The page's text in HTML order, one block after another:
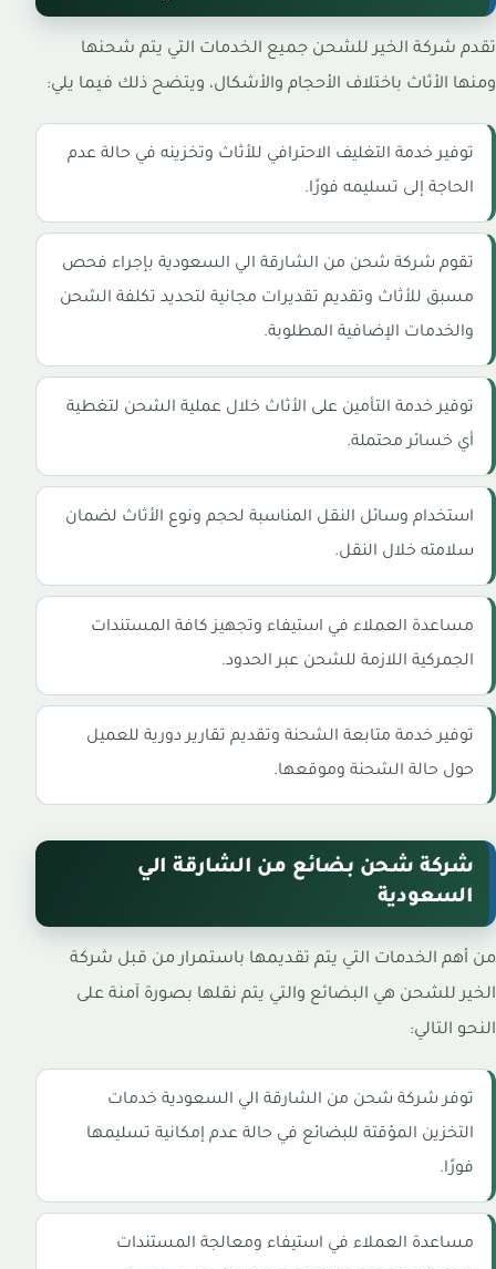
تقدم شركة الخير للشحن جميع الخدمات التي يتم شحنها
ومنها الأثاث باختلاف الأحجام والأشكال، ويتضح ذلك فيما يلي:
توفير خدمة التغليف الاحترافي للأثاث وتخزينه في حالة عدم
الحاجة إلى تسليمه فورًا.
تقوم شركة شحن من الشارقة الي السعودية بإجراء فحص
مسبق للأثاث وتقديم تقديرات مجانية لتحديد تكلفة الشحن
والخدمات الإضافية المطلوبة.
توفير خدمة التأمين على الأثاث خلال عملية الشحن لتغطية
أي خسائر محتملة.
استخدام وسائل النقل المناسبة لحجم ونوع الأثاث لضمان
سلامته خلال النقل.
مساعدة العملاء في استيفاء وتجهيز كافة المستندات
الجمركية اللازمة للشحن عبر الحدود.
توفير خدمة متابعة الشحنة وتقديم تقارير دورية للعميل
حول حالة الشحنة وموقعها.
شركة شحن بضائع من الشارقة الي
السعودية
من أهم الخدمات التي يتم تقديمها باستمرار من قبل شركة
الخير للشحن هي البضائع والتي يتم نقلها بصورة آمنة على
النحو التالي:
توفر شركة شحن من الشارقة الي السعودية خدمات
التخزين المؤقتة للبضائع في حالة عدم إمكانية تسليمها
فورًا.
مساعدة العملاء في استيفاء ومعالجة المستندات